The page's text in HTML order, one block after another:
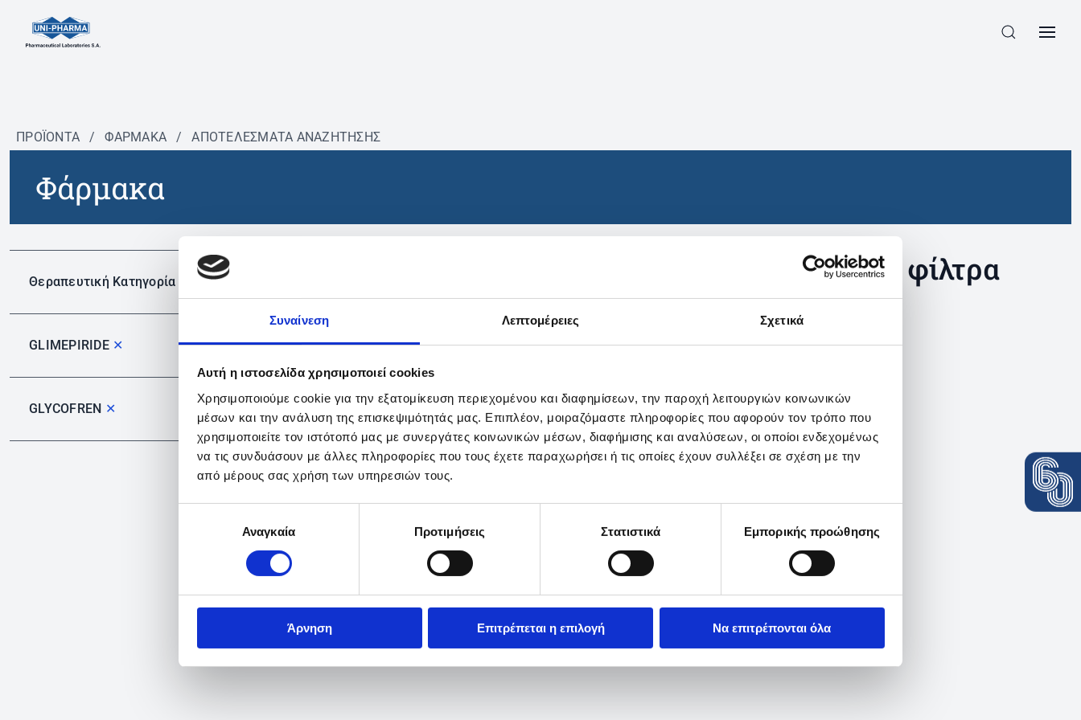
Συναίνεση Λεπτομέρειες Σχετικά
Αυτή η ιστοσελίδα χρησιμοποιεί cookies
Χρησιμοποιούμε cookie για την εξατομίκευση περιεχομένου και διαφημίσεων, την παροχή λειτουργιών κοινωνικών
μέσων και την ανάλυση της επισκεψιμότητάς μας. Επιπλέον, μοιραζόμαστε πληροφορίες που αφορούν τον τρόπο που
χρησιμοποιείτε τον ιστότοπό μας με συνεργάτες κοινωνικών μέσων, διαφήμισης και αναλύσεων, οι οποίοι ενδεχομένως
να τις συνδυάσουν με άλλες πληροφορίες που τους έχετε παραχωρήσει ή τις οποίες έχουν συλλέξει σε σχέση με την
από μέρους σας χρήση των υπηρεσιών τους.
συγκατάθεσηςΑναγκαία Προτιμήσεις Στατιστικά Εμπορικής προώθησης
Άρνηση Επιτρέπεται η επιλογή Να επιτρέπονται όλα
ΠΡΟΪΟΝΤΑ / ΦΆΡΜΑΚΑ / ΑΠΟΤΕΛΕΣΜΑΤΑ ΑΝΑΖΗΤΗΣΗΣ
Φάρμακα
Θεραπευτική Κατηγορία
GLIMEPIRIDE ✕
GLYCOFREN ✕
Δεν βρέθηκαν προϊόντα με τα συγκεκριμένα φίλτρα